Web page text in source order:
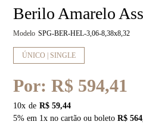
Berilo Amarelo
Modelo SPG-BER-HEL-3,06-8,38x8,32
ÚNICO | SINGLE
Por:R$ 594,41
10x
R$ 59,44
5% em 1x no cartão ou boletoR$